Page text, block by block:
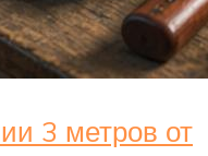
3 метров от